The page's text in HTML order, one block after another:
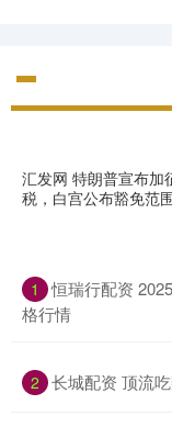
汇发网 特朗普宣布加
税，白宫公布豁免范
1
恒瑞行配资
格行情
2 长城配资 顶流